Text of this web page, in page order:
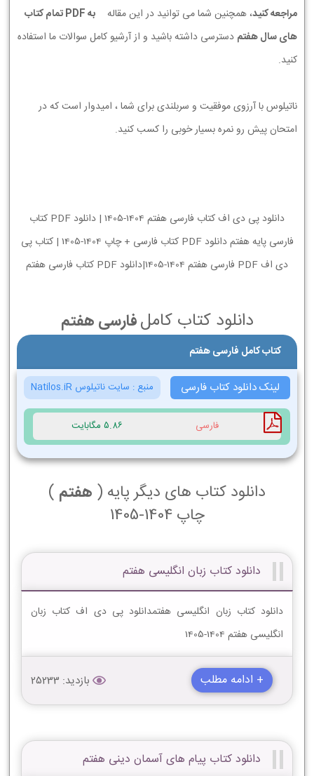
مراجعه کنید، همچنین شما می توانید در این مقاله
به PDF تمام کتاب
های سال هفتم دسترسی داشته باشید و از آرشیو کامل سوالات ما استفاده
کنید.
ناتیلوس با آرزوی موفقیت و سربلندی برای شما ، امیدوار است که در
امتحان پیش رو نمره بسیار خوبی را کسب کنید.
دانلود پی دی اف کتاب فارسی هفتم 1404-1405 | دانلود PDF کتاب
فارسی پایه هفتم دانلود PDF کتاب فارسی + چاپ 1404-1405 | کتاب پی
دی اف PDF فارسی هفتم 1404-1405|دانلود PDF کتاب فارسی هفتم
دانلود کتاب کاملفارسی هفتم
کتاب کامل فارسی هفتم
لینک دانلود کتاب فارسی منبع : سایت ناتیلوس Natilos.iR
فارسی 5.86 مگابایت
دانلود کتاب های دیگر پایه ( هفتم )
چاپ 1404-1405
دانلود کتاب زبان انگلیسی هفتم
دانلود کتاب زبان انگلیسی هفتمدانلود پی دی اف کتاب زبان
انگلیسی هفتم 1404-1405
+ ادامه مطلب بازدید: 25233
دانلود کتاب پیام های آسمان دینی هفتم